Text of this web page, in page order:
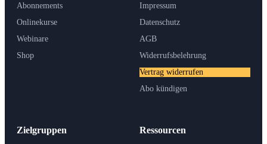
Abonnements
Onlinekurse
Webinare
Shop
Zielgruppen Ressourcen
Impressum
Datenschutz
AGB
Widerrufsbelehrung
Vertrag widerrufen
Abo kündigen